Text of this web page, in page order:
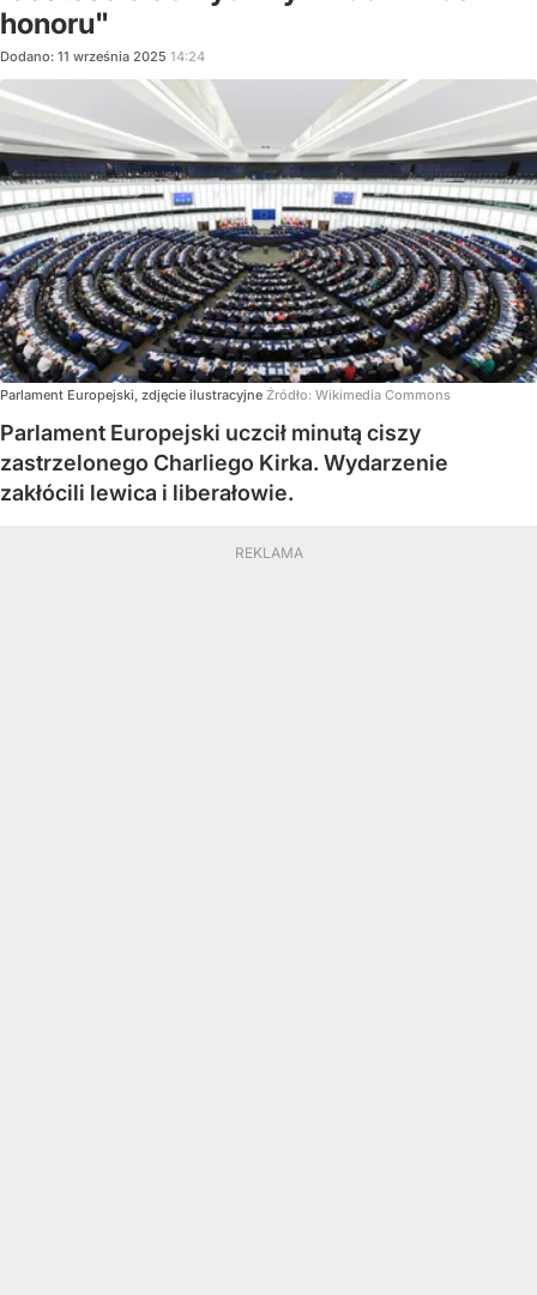
honoru"
Dodano: 11 września 2025 14:24
Parlament Europejski, zdjęcie ilustracyjne Źródło: Wikimedia Commons
Parlament Europejski uczcił minutą ciszy
zastrzelonego Charliego Kirka. Wydarzenie
zakłócili lewica i liberałowie.